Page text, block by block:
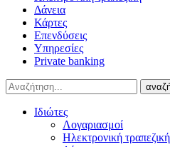
Δάνεια
Κάρτες
Επενδύσεις
Υπηρεσίες
Private banking
Ιδιώτες
Λογαριασμοί
Ηλεκτρονική τραπεζική